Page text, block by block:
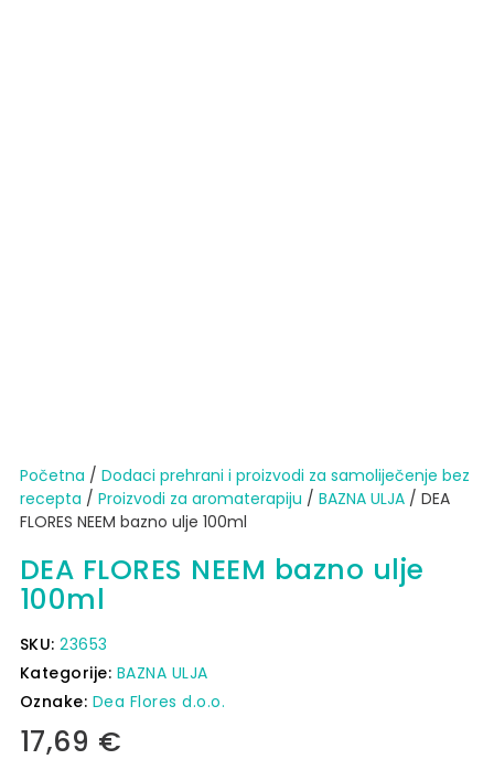
Početna / Dodaci prehrani i proizvodi za samoliječenje bez
recepta / Proizvodi za aromaterapiju / BAZNA ULJA/ DEA
FLORES NEEM bazno ulje 100ml
DEA FLORES NEEM bazno ulje
100ml
SKU:23653
Kategorije: BAZNA ULJA
Oznake: Dea Flores d.o.o.
17,69 €